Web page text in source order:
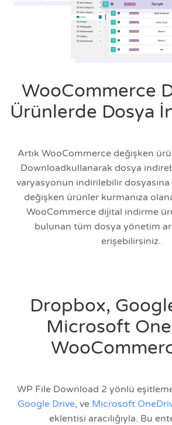
WooCommerce
Ürünlerde Dosya
Artık WooCommerce değişken
Downloadkullanarak dosya
varyasyonun indirilebilir
değişken ürünler kurmanıza
WooCommerce dijital indirme
bulunan tüm dosya yönetim
erişebilirsiniz.
Dropbox,
Microsoft
WP File Download 2 yönlü
Google Drive, ve Microsoft
eklentisi aracılığıyla. Bu